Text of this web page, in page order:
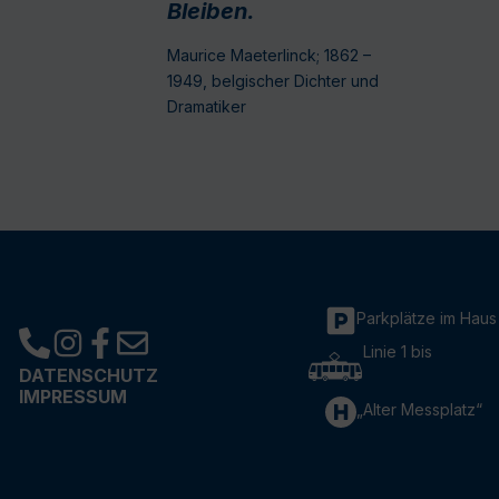
Bleiben.
Maurice Maeterlinck; 1862 –
1949, belgischer Dichter und
Dramatiker
DATENSCHUTZ
IMPRESSUM
Parkplätze im Haus
Linie 1 bis
„Alter Messplatz“